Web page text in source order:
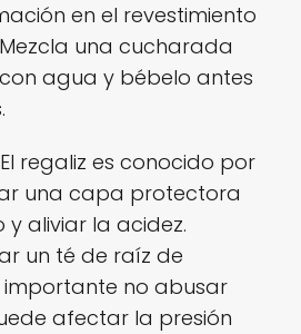
en el revestimiento
una cucharada
agua y bébelo antes
El regaliz es conocido por
una capa protectora
aliviar la acidez.
un té de raíz de
importante no abusar
afectar la presión